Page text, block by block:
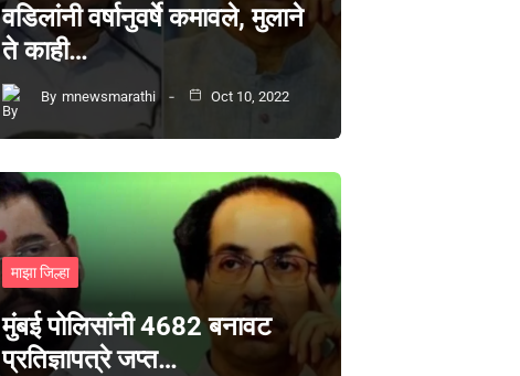
वडिलांनी वर्षानुवर्षे कमावले, मुलाने
ते काही…
By mnewsmarathi Oct 10, 2022
माझा जिल्हा
मुंबई पोलिसांनी 4682 बनावट
प्रतिज्ञापत्रे जप्त…